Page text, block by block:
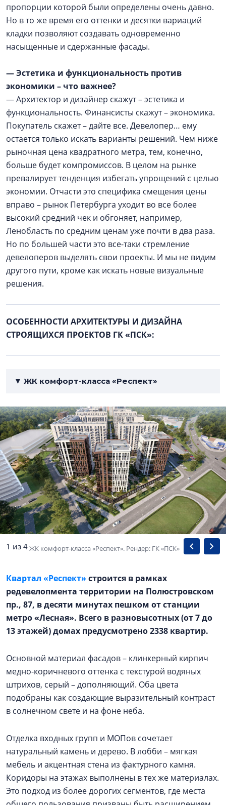
пропорции которой были определены очень давно.
Но в то же время его оттенки и десятки вариаций
кладки позволяют создавать одновременно
насыщенные и сдержанные фасады.
— Эстетика и функциональность против
экономики – что важнее?
— Архитектор и дизайнер скажут – эстетика и
функциональность. Финансисты скажут – экономика.
Покупатель скажет – дайте все. Девелопер… ему
остается только искать варианты решений. Чем ниже
рыночная цена квадратного метра, тем, конечно,
больше будет компромиссов. В целом на рынке
превалирует тенденция избегать упрощений с целью
экономии. Отчасти это специфика смещения цены
вправо – рынок Петербурга уходит во все более
высокий средний чек и обгоняет, например,
Ленобласть по средним ценам уже почти в два раза.
Но по большей части это все-таки стремление
девелоперов выделять свои проекты. И мы не видим
другого пути, кроме как искать новые визуальные
решения.
ОСОБЕННОСТИ АРХИТЕКТУРЫ И ДИЗАЙНА
СТРОЯЩИХСЯ ПРОЕКТОВ ГК «ПСК»:
▼ ЖК комфорт-класса «Респект»
1 из 4ЖК комфорт-класса «Респект». Рендер: ГК «ПСК»
Квартал «Респект» строится в рамках
редевелопмента территории на Полюстровском
пр., 87, в десяти минутах пешком от станции
метро «Лесная». Всего в разновысотных (от 7 до
13 этажей) домах предусмотрено 2338 квартир.
Основной материал фасадов – клинкерный кирпич
медно-коричневого оттенка с текстурой водяных
штрихов, серый – дополняющий. Оба цвета
подобраны как создающие выразительный контраст
в солнечном свете и на фоне неба.
Отделка входных групп и МОПов сочетает
натуральный камень и дерево. В лобби – мягкая
мебель и акцентная стена из фактурного камня.
Коридоры на этажах выполнены в тех же материалах.
Это подход из более дорогих сегментов, где места